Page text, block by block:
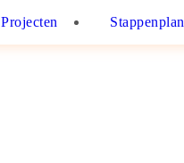
Projecten Stappenplan